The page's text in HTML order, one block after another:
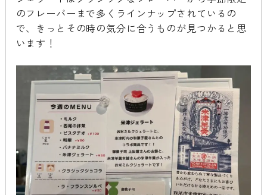
のフレーバーまで多くラインナップされているの
で、きっとその時の気分に合うものが見つかると思
います！